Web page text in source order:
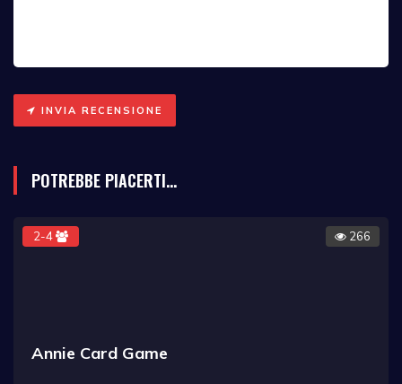
INVIA RECENSIONE
POTREBBE PIACERTI...
2-4 266
Annie Card Game